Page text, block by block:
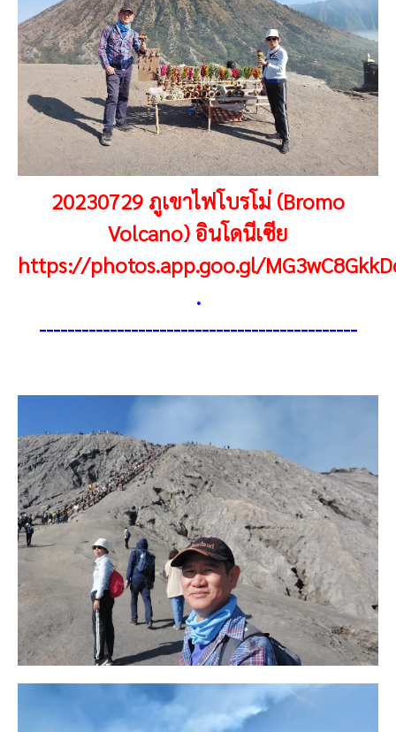
20230729 ภูเขาไฟโบรโม่ (Bromo
Volcano) อินโดนีเซีย
https://photos.app.goo.gl/
.
---------------------------------------------